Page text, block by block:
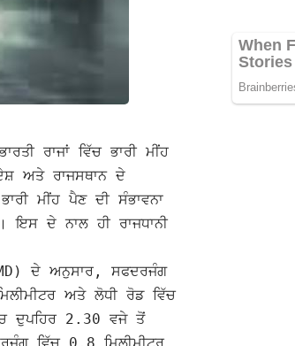
ਰਾਜਾਂ ਵਿੱਚ ਭਾਰੀ ਮੀਂਹ
ਅਤੇ ਰਾਜਸਥਾਨ ਦੇ
ਮੀਂਹ ਪੈਣ ਦੀ ਸੰਭਾਵਨਾ
ਇਸ ਦੇ ਨਾਲ ਹੀ ਰਾਜਧਾਨੀ
ਦੇ ਅਨੁਸਾਰ, ਸਫਦਰਜੰਗ
ਅਤੇ ਲੋਧੀ ਰੋਡ ਵਿੱਚ
ਦੁਪਹਿਰ 2.30 ਵਜੇ ਤੋਂ